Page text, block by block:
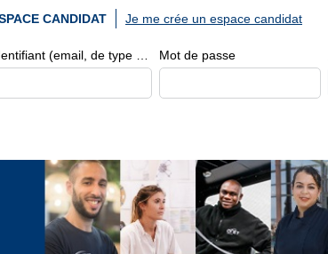
CANDIDAT
Mot de passe
Je me crée un espace candidat